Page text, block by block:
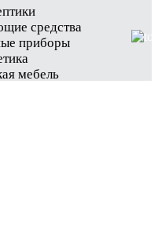
средства
приборы
мебель